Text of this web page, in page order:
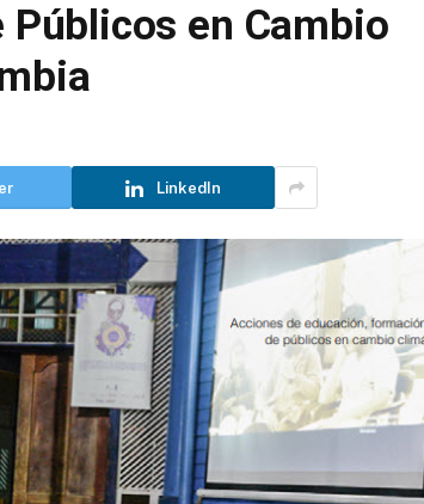
en Cambio
LinkedIn